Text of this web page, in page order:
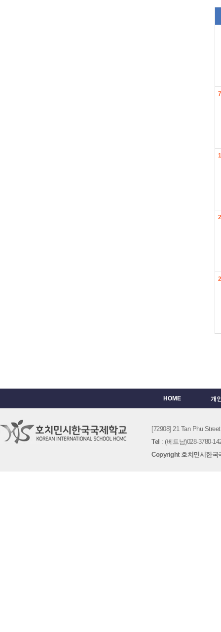
7
HOME 개
[72908] 21 Tan Phu
Tel : (베트남)028-3780-
Copyright 호치민시한국